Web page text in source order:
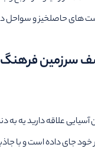
های حاصلخیز و سواحل
سرزمین
علاقه دارید یه به
خود جای داده است و با